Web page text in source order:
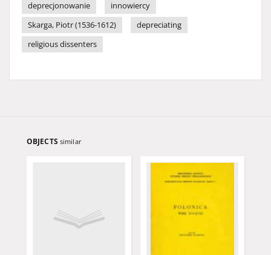
deprecjonowanie
innowiercy
Skarga, Piotr (1536-1612)
depreciating
religious dissenters
OBJECTS similar